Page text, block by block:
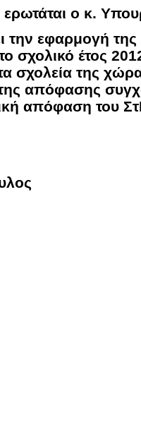
ο κ.
την εφαρμογή
σχολικό έτος
σχολεία της
απόφασης
απόφαση του